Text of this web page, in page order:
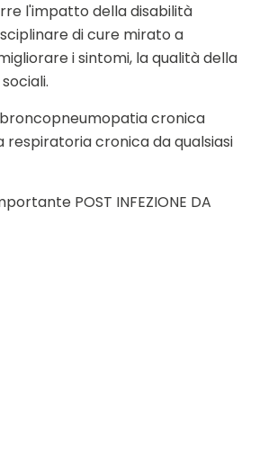
l'impatto della disabilità
di cure mirato a
i sintomi, la qualità della
broncopneumopatia cronica
cronica da qualsiasi
POST INFEZIONE DA